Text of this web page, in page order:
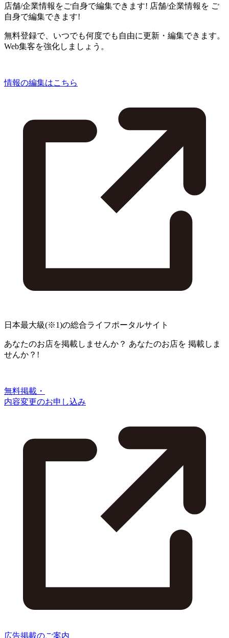
店舗/企業情報をご自身で編集できます! 店舗/企業情報を ご
自身で編集できます!
無料登録で、いつでも何度でも自由に更新・編集できます。
Web集客を強化しましょう。
情報の編集はこちら
日本最大級(※1)の総合ライフポータルサイト
あなたのお店を掲載しませんか？ あなたのお店を 掲載しま
せんか？!
無料掲載・
内容変更のお申し込み
広告掲載のご案内